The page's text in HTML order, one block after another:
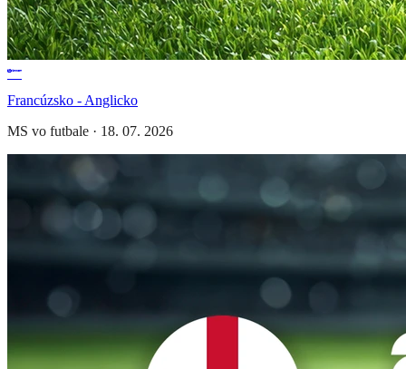
Francúzsko - Anglicko
MS vo futbale · 18. 07. 2026